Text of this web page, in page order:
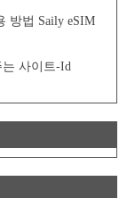
방법 Saily eSIM
사이트-Id